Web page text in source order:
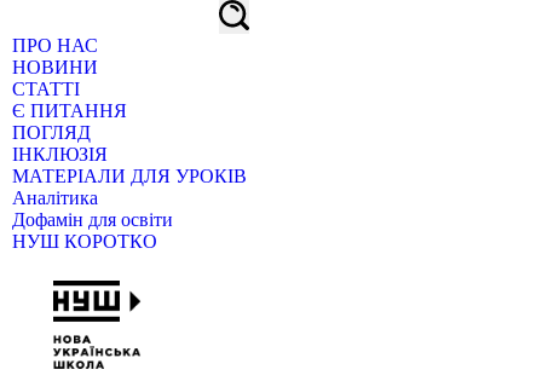
ПРО НАС
НОВИНИ
СТАТТІ
Є ПИТАННЯ
ПОГЛЯД
ІНКЛЮЗІЯ
МАТЕРІАЛИ ДЛЯ УРОКІВ
Аналітика
Дофамін для освіти
НУШ КОРОТКО